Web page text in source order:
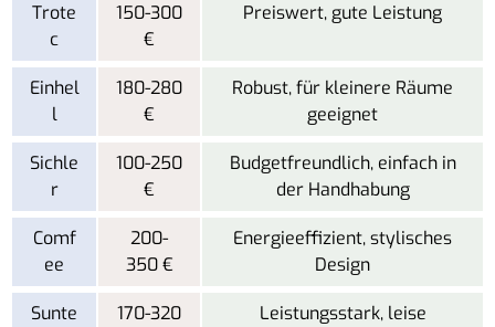
Trote
c
150-300
€
Preiswert, gute Leistung
Einhel
l
180-280
€
Robust, für kleinere Räume
geeignet
Sichle
r
100-250
€
Budgetfreundlich, einfach in
der Handhabung
Comf
ee
200-
350 €
Energieeffizient, stylisches
Design
Sunte
170-320
Leistungsstark, leise